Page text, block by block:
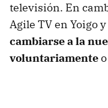
televisión. En
Agile TV en Yoigo
cambiarse a la
voluntariamente